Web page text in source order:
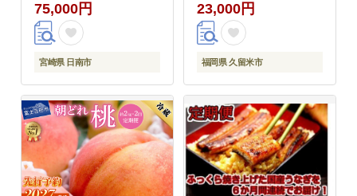
小分け 宮崎牛 黒毛和牛
小間切れ 赤身 A4 A5 高
級 お弁当 おすすめ 人
気 ミヤチク 宮崎県 日
75,000円
宮崎県 日南市
期便 3回 あまおう 約
280g × 2パック 合計 約
1680g イチゴの王様 果
汁 福岡県産 果物 フル
お取り寄せ 送料無料
_Fi051
23,000円
福岡県 久留米市